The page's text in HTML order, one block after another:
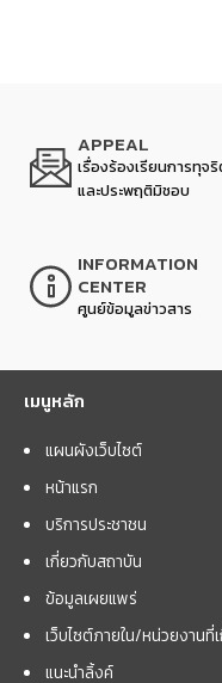
APPEAL
เรื่องร้องเรียนการทุจ
และประพฤติมิชอบ
INFORMATION
CENTER
ศูนย์ข้อมูลข่าวสาร
เมนูหลัก
แผนผังเว็บไซต์
หน้าแรก
บริการประชาชน
เกี่ยวกับสถาบัน
ข้อมูลเผยแพร่
เว็บไซต์ภายใน/หน่วยงานที่
แนะนำลิ้งค์